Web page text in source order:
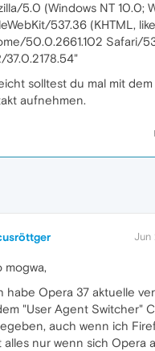
5.0 (Windows NT 10.0;
537.36 (KHTML,
50.0.2661.102 Safari/
37.0.2178.54"
solltest du mal mit
aufnehmen.
Jun
mogwa,
habe Opera 37 aktuelle
"User Agent Switcher"
auch wenn ich
alles nur wenn sich Opera